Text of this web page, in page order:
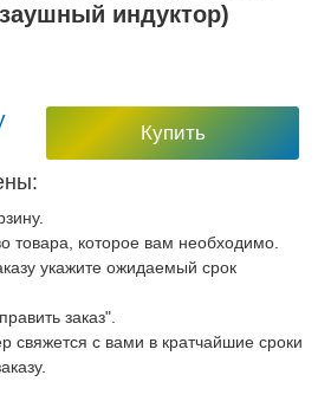
индуктор)
Купить
товара, которое вам необходимо.
укажите ожидаемый срок
заказ".
с вами в кратчайшие сроки